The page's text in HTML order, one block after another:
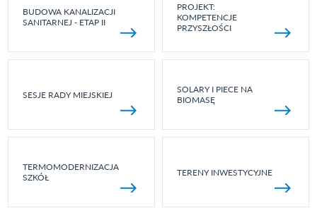
BUDOWA KANALIZACJI
SANITARNEJ - ETAP II
PROJEKT:
KOMPETENCJE
PRZYSZŁOŚCI
SESJE RADY MIEJSKIEJ
SOLARY I PIECE NA
BIOMASĘ
TERMOMODERNIZACJA
SZKÓŁ
TERENY INWESTYCYJNE